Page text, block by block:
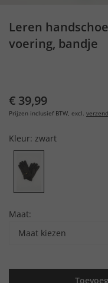
Leren
voering, bandje
€ 39,99
Prijzen inclusief BTW, excl.
Kleur: zwart
Maat:
Maat kiezen